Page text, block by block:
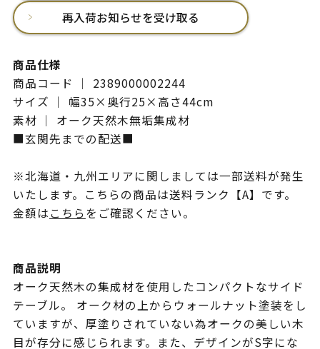
再入荷お知らせを受け取る
商品仕様
商品コード ｜ 2389000002244
サイズ ｜ 幅35×奥行25×高さ44cm
素材 ｜ オーク天然木無垢集成材
■玄関先までの配送■
※北海道・九州エリアに関しましては一部送料が発生
いたします。こちらの商品は送料ランク【A】です。
金額はこちらをご確認ください。
商品説明
オーク天然木の集成材を使用したコンパクトなサイド
テーブル。 オーク材の上からウォールナット塗装をし
ていますが、厚塗りされていない為オークの美しい木
目が存分に感じられます。また、デザインがS字にな